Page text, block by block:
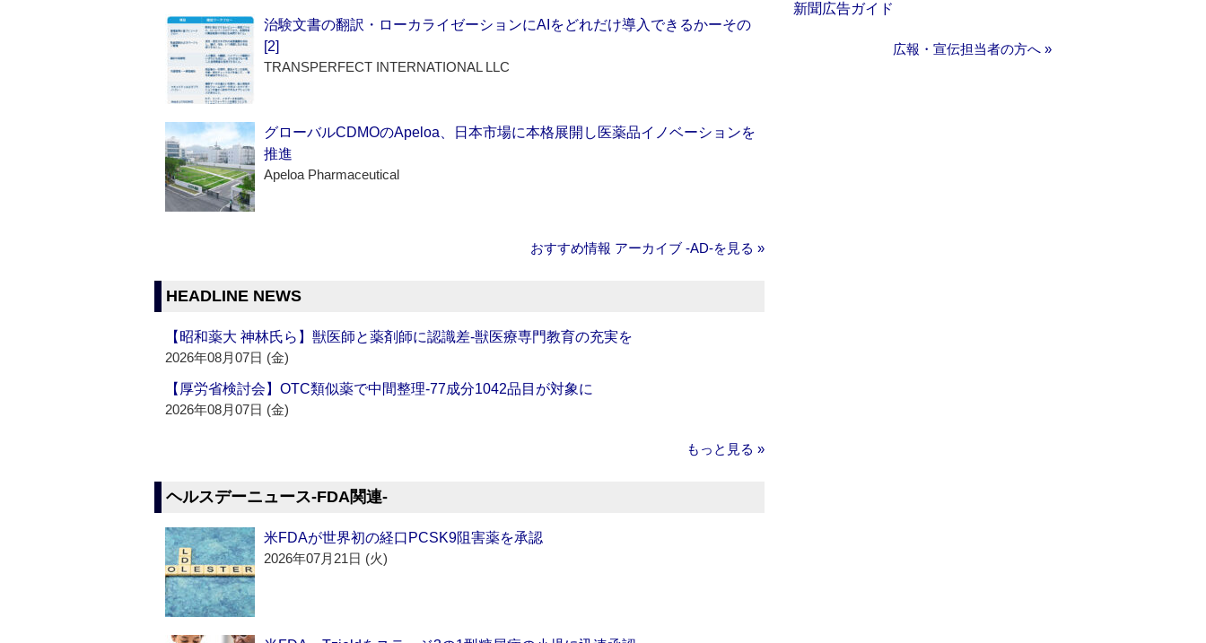
治験文書の翻訳・ローカライゼーションにAIをどれだけ導入できるかーその
[2]
TRANSPERFECT INTERNATIONAL LLC
グローバルCDMOのApeloa、日本市場に本格展開し医薬品イノベーションを
推進
Apeloa Pharmaceutical
おすすめ情報 アーカイブ ‐AD‐を見る »
HEADLINE NEWS
【昭和薬大 神林氏ら】獣医師と薬剤師に認識差‐獣医療専門教育の充実を
2026年08月07日 (金)
【厚労省検討会】OTC類似薬で中間整理‐77成分1042品目が対象に
2026年08月07日 (金)
もっと見る »
ヘルスデーニュース‐FDA関連‐
米FDAが世界初の経口PCSK9阻害薬を承認
2026年07月21日 (火)
新聞広告ガイド
広報・宣伝担当者の方へ »